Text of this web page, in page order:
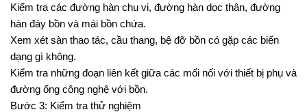
Kiểm tra các đường hàn chu vi, đường hàn dọc thân, đường
hàn đáy bồn và mái bồn chứa.
Xem xét sàn thao tác, cầu thang, bệ đỡ bồn có gặp các biến
dạng gì không.
Kiểm tra những đoạn liên kết giữa các mối nối với thiết bị phụ và
đường ống công nghệ với bồn.
Bước 3: Kiểm tra thử nghiệm